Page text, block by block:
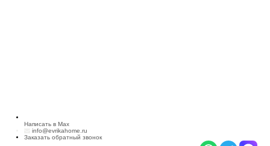
Написать в Max
info@evrikahome.ru
Заказать обратный звонок